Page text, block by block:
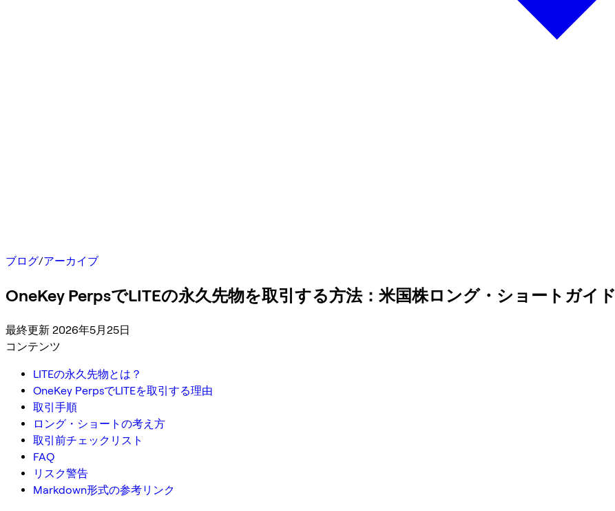
ブログ/アーカイブ
OneKey PerpsでLITEの永久先物を取引する方法：米国株ロング・ショートガイド
最終更新 2026年5月25日
コンテンツ
LITEの永久先物とは？
OneKey PerpsでLITEを取引する理由
取引手順
ロング・ショートの考え方
取引前チェックリスト
FAQ
リスク警告
Markdown形式の参考リンク